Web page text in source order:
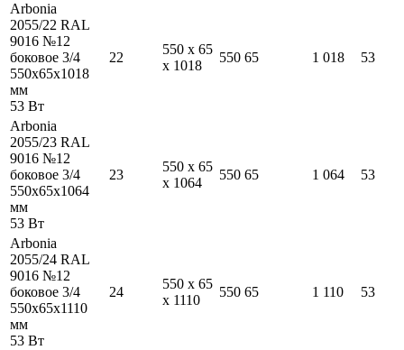
Arbonia
2055/22 RAL
9016 №12
боковое 3/4
550x65x1018
мм
53 Вт
22
550 x 65
x 1018
550 65 1 018 53
Arbonia
2055/23 RAL
9016 №12
боковое 3/4
550x65x1064
мм
53 Вт
23
550 x 65
x 1064
550 65 1 064 53
Arbonia
2055/24 RAL
9016 №12
боковое 3/4
550x65x1110
мм
53 Вт
24
550 x 65
x 1110
550 65 1 110 53